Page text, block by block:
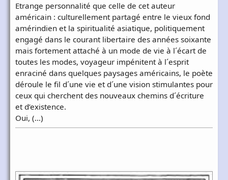
Etrange personnalité que celle de cet auteur
américain : culturellement partagé entre le vieux fond
amérindien et la spiritualité asiatique, politiquement
engagé dans le courant libertaire des années soixante
mais fortement attaché à un mode de vie à l´écart de
toutes les modes, voyageur impénitent à l´esprit
enraciné dans quelques paysages américains, le poète
déroule le fil d´une vie et d´une vision stimulantes pour
ceux qui cherchent des nouveaux chemins d´écriture
et d’existence.
Oui, (…)